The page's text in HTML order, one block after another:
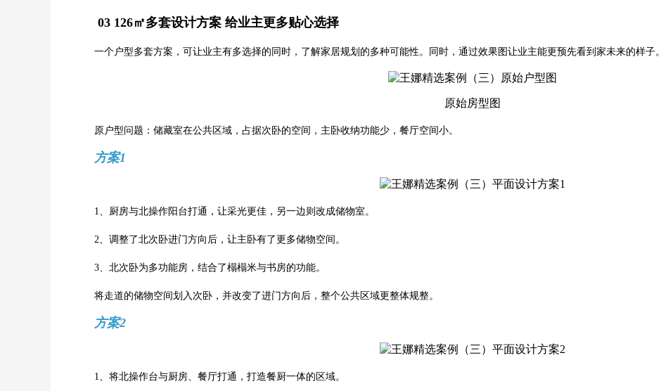
03 126㎡多套设计方案 给业主更多贴心选择
一个户型多套方案，可让业主有多选择的同时，了解家居规划的多种可能性。同时，通过效果图让业主能更预先看到家未来的样子。
原始房型图
原户型问题：储藏室在公共区域，占据次卧的空间，主卧收纳功能少，餐厅空间小。
方案1
1、厨房与北操作阳台打通，让采光更佳，另一边则改成储物室。
2、调整了北次卧进门方向后，让主卧有了更多储物空间。
3、北次卧为多功能房，结合了榻榻米与书房的功能。
将走道的储物空间划入次卧，并改变了进门方向后，整个公共区域更整体规整。
方案2
1、将北操作台与厨房、餐厅打通，打造餐厨一体的区域。